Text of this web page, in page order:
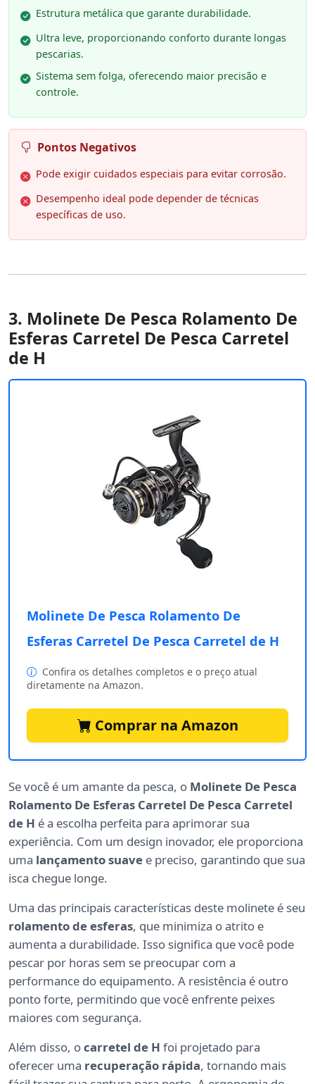
Estrutura metálica que garante durabilidade.
Ultra leve, proporcionando conforto durante longas
pescarias.
Sistema sem folga, oferecendo maior precisão e
controle.
Pontos Negativos
Pode exigir cuidados especiais para evitar corrosão.
Desempenho ideal pode depender de técnicas
específicas de uso.
3. Molinete De Pesca Rolamento De
Esferas Carretel De Pesca Carretel
de H
Molinete De Pesca Rolamento De
Esferas Carretel De Pesca Carretel de H
Confira os detalhes completos e o preço atual
diretamente na Amazon.
Comprar na Amazon
Se você é um amante da pesca, o Molinete De Pesca
Rolamento De Esferas Carretel De Pesca Carretel
de H é a escolha perfeita para aprimorar sua
experiência. Com um design inovador, ele proporciona
uma lançamento suave e preciso, garantindo que sua
isca chegue longe.
Uma das principais características deste molinete é seu
rolamento de esferas, que minimiza o atrito e
aumenta a durabilidade. Isso significa que você pode
pescar por horas sem se preocupar com a
performance do equipamento. A resistência é outro
ponto forte, permitindo que você enfrente peixes
maiores com segurança.
Além disso, ocarretel de H foi projetado para
oferecer uma recuperação rápida, tornando mais